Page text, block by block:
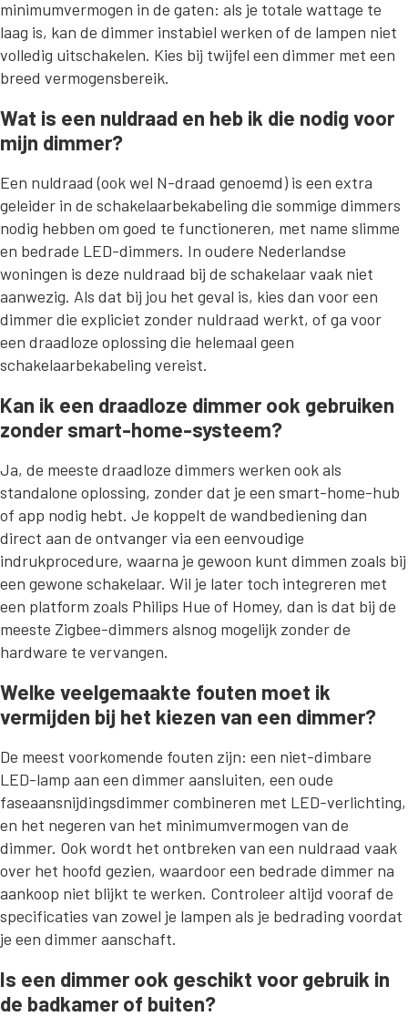
minimumvermogen in de gaten: als je totale wattage te
laag is, kan de dimmer instabiel werken of de lampen niet
volledig uitschakelen. Kies bij twijfel een dimmer met een
breed vermogensbereik.
Wat is een nuldraad en heb ik die nodig voor
mijn dimmer?
Een nuldraad (ook wel N-draad genoemd) is een extra
geleider in de schakelaarbekabeling die sommige dimmers
nodig hebben om goed te functioneren, met name slimme
en bedrade LED-dimmers. In oudere Nederlandse
woningen is deze nuldraad bij de schakelaar vaak niet
aanwezig. Als dat bij jou het geval is, kies dan voor een
dimmer die expliciet zonder nuldraad werkt, of ga voor
een draadloze oplossing die helemaal geen
schakelaarbekabeling vereist.
Kan ik een draadloze dimmer ook gebruiken
zonder smart-home-systeem?
Ja, de meeste draadloze dimmers werken ook als
standalone oplossing, zonder dat je een smart-home-hub
of app nodig hebt. Je koppelt de wandbediening dan
direct aan de ontvanger via een eenvoudige
indrukprocedure, waarna je gewoon kunt dimmen zoals bij
een gewone schakelaar. Wil je later toch integreren met
een platform zoals Philips Hue of Homey, dan is dat bij de
meeste Zigbee-dimmers alsnog mogelijk zonder de
hardware te vervangen.
Welke veelgemaakte fouten moet ik
vermijden bij het kiezen van een dimmer?
De meest voorkomende fouten zijn: een niet-dimbare
LED-lamp aan een dimmer aansluiten, een oude
faseaansnijdingsdimmer combineren met LED-verlichting,
en het negeren van het minimumvermogen van de
dimmer. Ook wordt het ontbreken van een nuldraad vaak
over het hoofd gezien, waardoor een bedrade dimmer na
aankoop niet blijkt te werken. Controleer altijd vooraf de
specificaties van zowel je lampen als je bedrading voordat
je een dimmer aanschaft.
Is een dimmer ook geschikt voor gebruik in
de badkamer of buiten?